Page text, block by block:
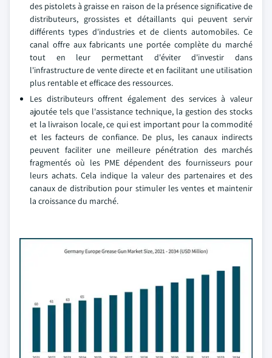
des pistolets à graisse en raison de la présence significative de
distributeurs, grossistes et détaillants qui peuvent servir
différents types d'industries et de clients automobiles. Ce
canal offre aux fabricants une portée complète du marché
tout en leur permettant d'éviter d'investir dans
l'infrastructure de vente directe et en facilitant une utilisation
plus rentable et efficace des ressources.
Les distributeurs offrent également des services à valeur
ajoutée tels que l'assistance technique, la gestion des stocks
et la livraison locale, ce qui est important pour la commodité
et les facteurs de confiance. De plus, les canaux indirects
peuvent faciliter une meilleure pénétration des marchés
fragmentés où les PME dépendent des fournisseurs pour
leurs achats. Cela indique la valeur des partenaires et des
canaux de distribution pour stimuler les ventes et maintenir
la croissance du marché.